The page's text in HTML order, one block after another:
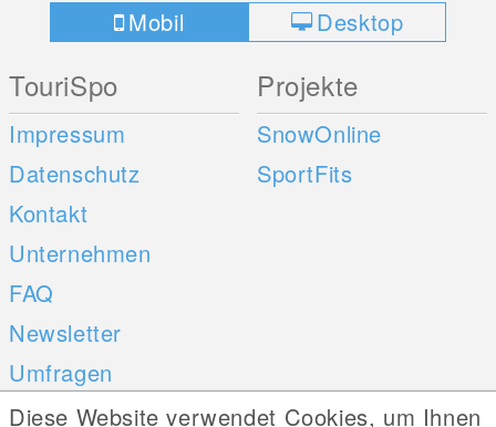
Mobil Desktop
TouriSpo
Impressum
Datenschutz
Kontakt
Unternehmen
FAQ
Newsletter
Umfragen
Projekte
SnowOnline
SportFits
Diese Website verwendet Cookies, um Ihnen